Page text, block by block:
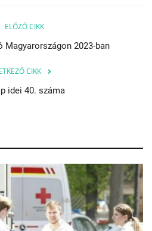
ELŐZŐ CIKK
Magyarországon 2023-ban
CIKK
idei 40. száma